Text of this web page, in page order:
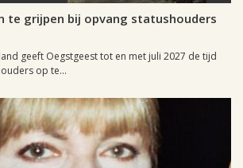
te grijpen bij opvang statushouders
geeft Oegstgeest tot en met juli 2027 de tijd
op te...